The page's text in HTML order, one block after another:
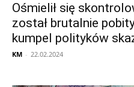
Ośmielił się
został brutalnie
kumpel polityków
KM - 22.02.2024